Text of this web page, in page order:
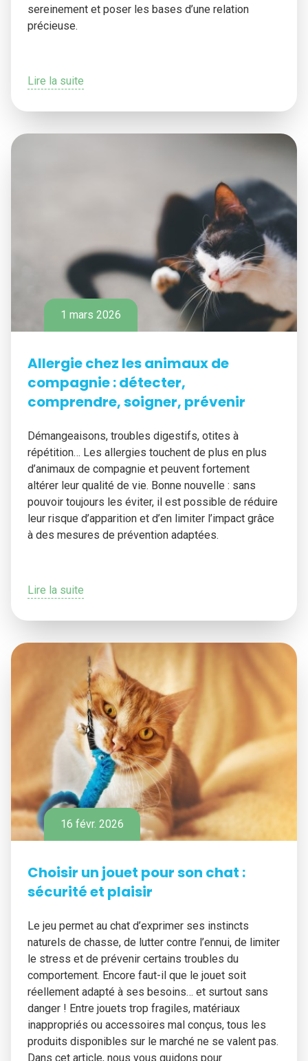
sereinement et poser les bases d’une relation
précieuse.
Lire la suite
1 mars 2026
Allergie chez les animaux de
compagnie : détecter,
comprendre, soigner, prévenir
Démangeaisons, troubles digestifs, otites à
répétition… Les allergies touchent de plus en plus
d’animaux de compagnie et peuvent fortement
altérer leur qualité de vie. Bonne nouvelle : sans
pouvoir toujours les éviter, il est possible de réduire
leur risque d’apparition et d’en limiter l’impact grâce
à des mesures de prévention adaptées.
Lire la suite
16 févr. 2026
Choisir un jouet pour son chat :
sécurité et plaisir
Le jeu permet au chat d’exprimer ses instincts
naturels de chasse, de lutter contre l’ennui, de limiter
le stress et de prévenir certains troubles du
comportement. Encore faut-il que le jouet soit
réellement adapté à ses besoins… et surtout sans
danger ! Entre jouets trop fragiles, matériaux
inappropriés ou accessoires mal conçus, tous les
produits disponibles sur le marché ne se valent pas.
Dans cet article, nous vous guidons pour